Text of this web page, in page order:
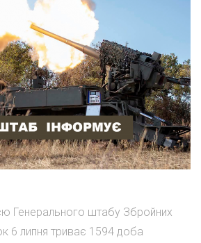
Генерального штабу Збройних
6 липня триває 1594 доба